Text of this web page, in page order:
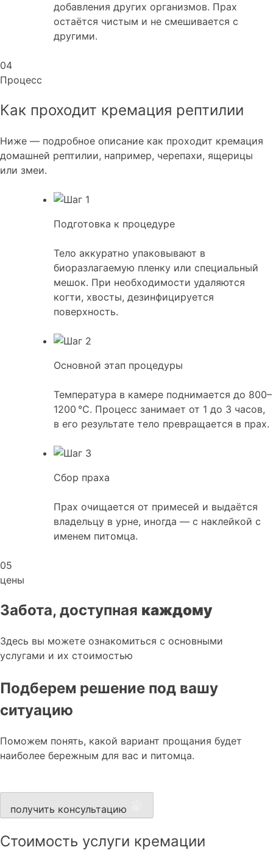
добавления других организмов. Прах
остаётся чистым и не смешивается с
другими.
04
Процесс
Как проходит кремация рептилии
Ниже — подробное описание как проходит кремация
домашней рептилии, например, черепахи, ящерицы
или змеи.
Подготовка к процедуре
Тело аккуратно упаковывают в
биоразлагаемую пленку или специальный
мешок. При необходимости удаляются
когти, хвосты, дезинфицируется
поверхность.
Основной этап процедуры
Температура в камере поднимается до 800–
1200 °C. Процесс занимает от 1 до 3 часов,
в его результате тело превращается в прах.
Сбор праха
Прах очищается от примесей и выдаётся
владельцу в урне, иногда — с наклейкой с
именем питомца.
05
цены
Забота, доступная каждому
Здесь вы можете ознакомиться с основными
услугами и их стоимостью
Подберем решение под вашу
ситуацию
Поможем понять, какой вариант прощания будет
наиболее бережным для вас и питомца.
получить консультацию
Стоимость услуги кремации